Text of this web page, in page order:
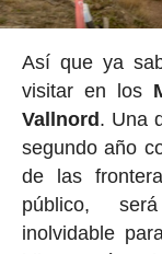
Así que ya
visitar en los
Vallnord. Una
segundo año
de las
público,
inolvidable